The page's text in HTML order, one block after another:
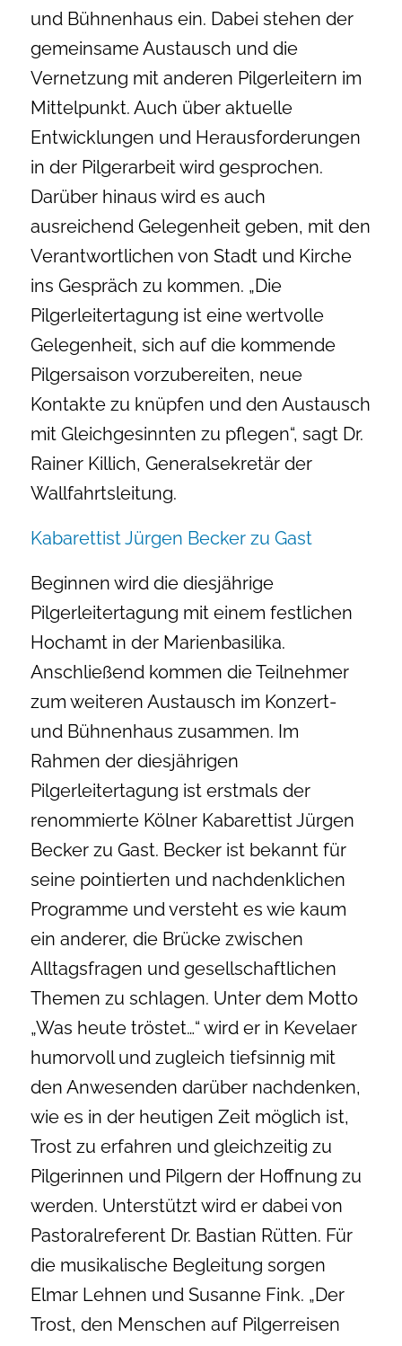
und Bühnenhaus ein. Dabei stehen der
gemeinsame Austausch und die
Vernetzung mit anderen Pilgerleitern im
Mittelpunkt. Auch über aktuelle
Entwicklungen und Herausforderungen
in der Pilgerarbeit wird gesprochen.
Darüber hinaus wird es auch
ausreichend Gelegenheit geben, mit den
Verantwortlichen von Stadt und Kirche
ins Gespräch zu kommen. „Die
Pilgerleitertagung ist eine wertvolle
Gelegenheit, sich auf die kommende
Pilgersaison vorzubereiten, neue
Kontakte zu knüpfen und den Austausch
mit Gleichgesinnten zu pflegen“, sagt Dr.
Rainer Killich, Generalsekretär der
Wallfahrtsleitung.
Kabarettist Jürgen Becker zu Gast
Beginnen wird die diesjährige
Pilgerleitertagung mit einem festlichen
Hochamt in der Marienbasilika.
Anschließend kommen die Teilnehmer
zum weiteren Austausch im Konzert-
und Bühnenhaus zusammen. Im
Rahmen der diesjährigen
Pilgerleitertagung ist erstmals der
renommierte Kölner Kabarettist Jürgen
Becker zu Gast. Becker ist bekannt für
seine pointierten und nachdenklichen
Programme und versteht es wie kaum
ein anderer, die Brücke zwischen
Alltagsfragen und gesellschaftlichen
Themen zu schlagen. Unter dem Motto
„Was heute tröstet…“ wird er in Kevelaer
humorvoll und zugleich tiefsinnig mit
den Anwesenden darüber nachdenken,
wie es in der heutigen Zeit möglich ist,
Trost zu erfahren und gleichzeitig zu
Pilgerinnen und Pilgern der Hoffnung zu
werden. Unterstützt wird er dabei von
Pastoralreferent Dr. Bastian Rütten. Für
die musikalische Begleitung sorgen
Elmar Lehnen und Susanne Fink. „Der
Trost, den Menschen auf Pilgerreisen